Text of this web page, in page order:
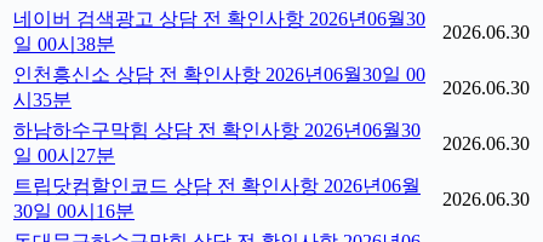
네이버 검색광고 상담 전 확인사항 2026년06월30
일 00시38분
2026.06.30
인천흥신소 상담 전 확인사항 2026년06월30일 00
시35분
2026.06.30
하남하수구막힘 상담 전 확인사항 2026년06월30
일 00시27분
2026.06.30
트립닷컴할인코드 상담 전 확인사항 2026년06월
30일 00시16분
2026.06.30